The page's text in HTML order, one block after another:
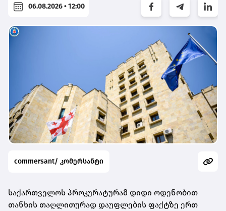
06.08.2026 • 12:00
commersant/ კომერსანტი
საქართველოს პროკურატურამ დიდი ოდენობით
თანხის თაღლითურად დაუფლების ფაქტზე ერთ